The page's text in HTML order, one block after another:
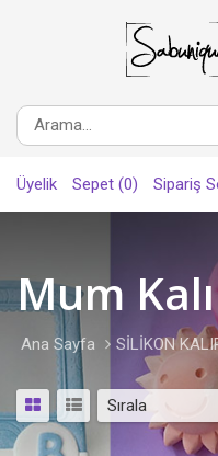
Üyelik Sepet (0) Sipariş
Mum
Ana Sayfa SİLİKON